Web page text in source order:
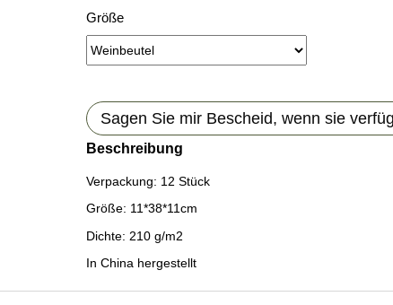
Größe
Sagen Sie mir Bescheid, wenn sie
Beschreibung
Verpackung: 12 Stück
Größe: 11*38*11cm
Dichte: 210 g/m2
In China hergestellt